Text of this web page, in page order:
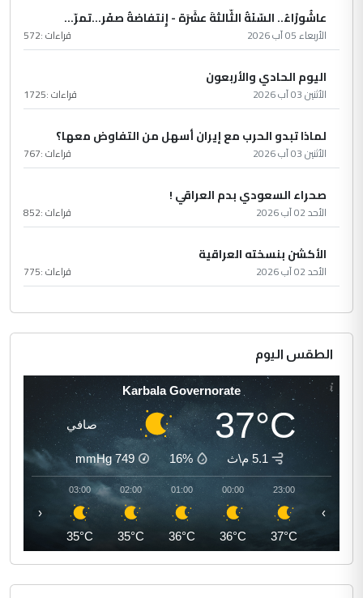
عاشُورْاءُ.. السّنَةُ الثّالثةَ عشَرَة - إِنتفاضةُ صفَر…تمرّ...
الأربعاء 05 آب 2026 قراءات :572
اليوم الحادي والأربعون
الأثنين 03 آب 2026 قراءات :1725
لماذا تبدو الحرب مع إيران أسهل من التفاوض معها؟
الأثنين 03 آب 2026 قراءات :767
صحراء السعودي بدم العراقي !
الأحد 02 آب 2026 قراءات :852
الأكشن بنسخته العراقية
الأحد 02 آب 2026 قراءات :775
الطقس اليوم
Karbala Governorate
37°C صافي
5.1 م\ث 16%
749
mmHg
23:00
37°C
00:00
36°C
01:00
36°C
02:00
35°C
03:00
35°C
‹ ›